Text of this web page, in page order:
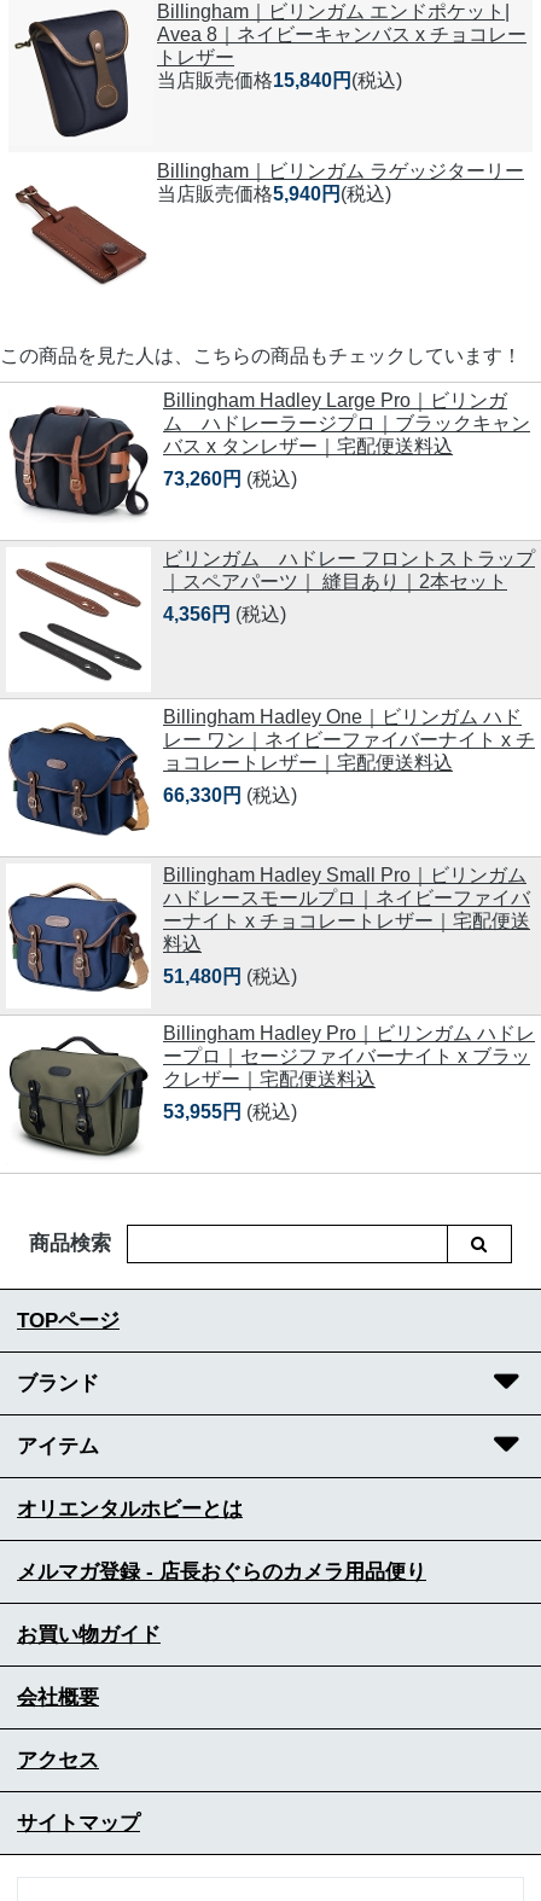
Billingham｜ビリンガム エンドポケット|
Avea 8｜ネイビーキャンバス x チョコレー
トレザー
当店販売価格15,840円 (税込)
Billingham｜ビリンガム ラゲッジターリー
当店販売価格5,940円 (税込)
この商品を見た人は、こちらの商品もチェックしています！
Billingham Hadley Large Pro｜ビリンガ
ム ハドレーラージプロ｜ブラックキャン
バス x タンレザー｜宅配便送料込
73,260円 (税込)
ビリンガム ハドレー フロントストラップ
｜スペアパーツ｜ 縫目あり｜2本セット
4,356円 (税込)
Billingham Hadley One｜ビリンガム ハド
レー ワン｜ネイビーファイバーナイト x チ
ョコレートレザー｜宅配便送料込
66,330円 (税込)
Billingham Hadley Small Pro｜ビリンガム
ハドレースモールプロ｜ネイビーファイバ
ーナイト x チョコレートレザー｜宅配便送
料込
51,480円 (税込)
Billingham Hadley Pro｜ビリンガム ハドレ
ープロ｜セージファイバーナイト x ブラッ
クレザー｜宅配便送料込
53,955円 (税込)
商品検索
TOPページ
ブランド
アイテム
オリエンタルホビーとは
メルマガ登録 - 店長おぐらのカメラ用品便り
お買い物ガイド
会社概要
アクセス
サイトマップ